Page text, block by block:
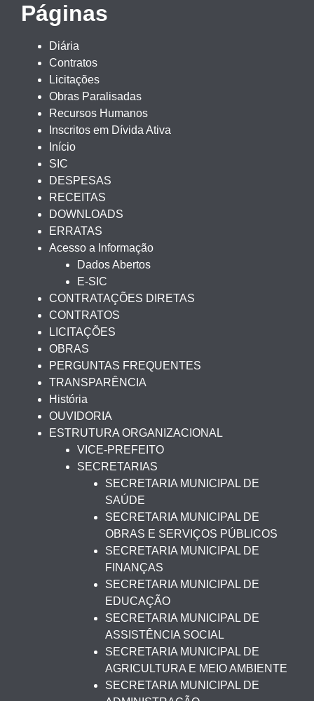
Páginas
Diária
Contratos
Licitações
Obras Paralisadas
Recursos Humanos
Inscritos em Dívida Ativa
Início
SIC
DESPESAS
RECEITAS
DOWNLOADS
ERRATAS
Acesso a Informação
Dados Abertos
E-SIC
CONTRATAÇÕES DIRETAS
CONTRATOS
LICITAÇÕES
OBRAS
PERGUNTAS FREQUENTES
TRANSPARÊNCIA
História
OUVIDORIA
ESTRUTURA ORGANIZACIONAL
VICE-PREFEITO
SECRETARIAS
SECRETARIA MUNICIPAL DE
SAÚDE
SECRETARIA MUNICIPAL DE
OBRAS E SERVIÇOS PÚBLICOS
SECRETARIA MUNICIPAL DE
FINANÇAS
SECRETARIA MUNICIPAL DE
EDUCAÇÃO
SECRETARIA MUNICIPAL DE
ASSISTÊNCIA SOCIAL
SECRETARIA MUNICIPAL DE
AGRICULTURA E MEIO AMBIENTE
SECRETARIA MUNICIPAL DE